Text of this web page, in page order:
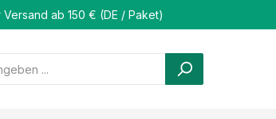
ab 150 € (DE / Paket)